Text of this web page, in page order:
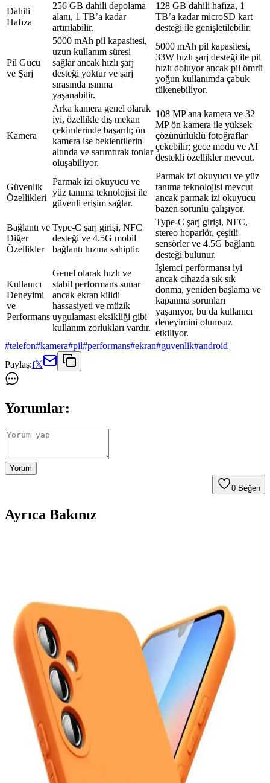
Dahili
Hafıza
256 GB dahili depolama
alanı, 1 TB’a kadar
artırılabilir.
128 GB dahili hafıza, 1
TB’a kadar microSD kart
desteği ile genişletilebilir.
Pil Gücü
ve Şarj
5000 mAh pil kapasitesi,
uzun kullanım süresi
sağlar ancak hızlı şarj
desteği yoktur ve şarj
sırasında ısınma
yaşanabilir.
5000 mAh pil kapasitesi,
33W hızlı şarj desteği ile pil
hızlı doluyor ancak pil ömrü
yoğun kullanımda çabuk
tükenebiliyor.
Kamera
Arka kamera genel olarak
iyi, özellikle dış mekan
çekimlerinde başarılı; ön
kamera ise beklentilerin
altında ve sarımtırak tonlar
oluşabiliyor.
108 MP ana kamera ve 32
MP ön kamera ile yüksek
çözünürlüklü fotoğraflar
çekebilir; gece modu ve AI
destekli özellikler mevcut.
Güvenlik
Özellikleri
Parmak izi okuyucu ve
yüz tanıma teknolojisi ile
güvenli erişim sağlar.
Parmak izi okuyucu ve yüz
tanıma teknolojisi mevcut
ancak parmak izi okuyucu
bazen sorunlu çalışıyor.
Bağlantı ve
Diğer
Özellikler
Type-C şarj girişi, NFC
desteği ve 4.5G mobil
bağlantı hızına sahiptir.
Type-C şarj girişi, NFC,
stereo hoparlör, çeşitli
sensörler ve 4.5G bağlantı
desteği bulunur.
Kullanıcı
Deneyimi
ve
Performans
Genel olarak hızlı ve
stabil performans sunar
ancak ekran kilidi
hassasiyeti ve müzik
uygulaması eksikliği gibi
kullanım zorlukları vardır.
İşlemci performansı iyi
ancak cihazda sık sık
donma, yeniden başlama ve
kapanma sorunları
yaşanıyor, bu da kullanıcı
deneyimini olumsuz
etkiliyor.
#telefon#kamera#pil#performans#ekran#guvenlik#android
Paylaş:f𝕏
Yorumlar:
Yorum
0 Beğen
Ayrıca Bakınız
uzun destek ve seyahat avantajı sunarken, Samsung özelleştirme ve
çok yönlülük sağlar. Diğer markalar performans ve fiyat dengesi
sunar.
Mediamarkt Kayseri'de Geniş Telefon Aksesuarları
Seçenekleri ve Ürün Çeşitleri
Mediamarkt Kayseri, geniş ürün yelpazesiyle telefon aksesuarları
sunuyor. Şarj kabloları, kılıflar, ekran koruyucuları ve kulaklıklar
gibi çeşitli ürünlerle telefonlarınızı koruyun ve kişiselleştirin.
Kişisel Kullanım İçin En Uygun Akıllı Telefon Seçimi
Güncel Kriterler ve Modeller
Kişisel kullanım için en uygun telefonu seçmek için güncel kriterler
ve modeller hakkında detaylı bilgi, karşılaştırma platformlarının